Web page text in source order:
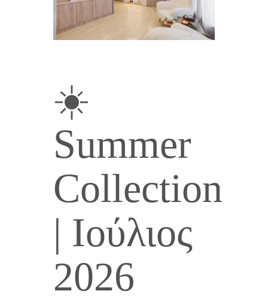
☀️
Summer
Collection
| Ιούλιος
2026